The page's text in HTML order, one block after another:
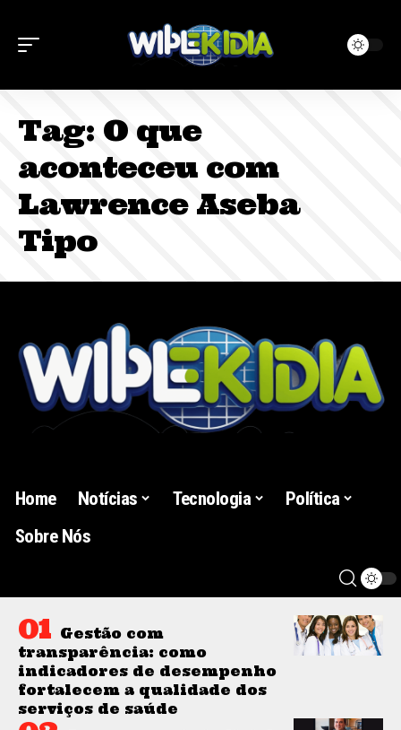
Tag: O que
aconteceu com
Lawrence Aseba
Tipo
Home Notícias Tecnologia
Política
Sobre Nós
Gestão com
transparência: como
indicadores de desempenho
fortalecem a qualidade dos
serviços de saúde